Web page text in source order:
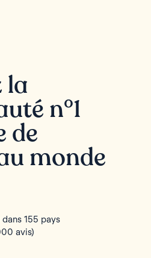
la
n°1
de
monde
155 pays
avis)